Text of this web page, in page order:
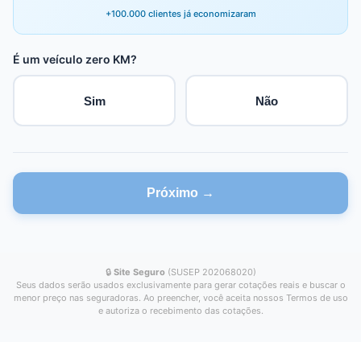
+100.000 clientes já economizaram
É um veículo zero KM?
Sim Não
Próximo →
🔒 Site Seguro (SUSEP 202068020)
Seus dados serão usados exclusivamente para gerar cotações reais e buscar o
menor preço nas seguradoras. Ao preencher, você aceita nossos Termos de uso
e autoriza o recebimento das cotações.